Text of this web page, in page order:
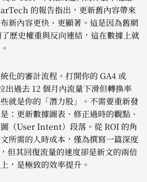
的報告指出，更新舊內容帶來
新內容更快、更顯著。這是因為舊網
歷史權重與反向連結，這在數據上就
化的審計流程。打開你的 GA4 或
過去 12 個月內流量下滑但轉換率
就是你的「潛力股」。不需要重新發
：更新數據圖表、修正過時的觀點、
（User Intent）段落。從 ROI 的角
所需的人時成本，僅為撰寫一篇深度
但其回復流量的速度卻是新文的兩倍
，是極致的效率提升。